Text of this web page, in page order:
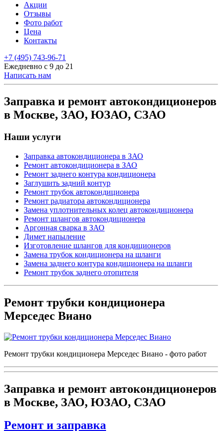
Акции
Отзывы
Фото работ
Цена
Контакты
+7 (495) 743-96-71
Ежедневно с 9 до 21
Написать нам
Заправка и ремонт автокондиционеров
в Москве, ЗАО, ЮЗАО, СЗАО
Наши услуги
Заправка автокондиционера в ЗАО
Ремонт автокондиционера в ЗАО
Ремонт заднего контура кондиционера
Заглушить задний контур
Ремонт трубок автокондиционера
Ремонт радиатора автокондиционера
Замена уплотнительных колец автокондиционера
Ремонт шлангов автокондиционера
Аргонная сварка в ЗАО
Димет напыление
Изготовление шлангов для кондиционеров
Замена трубок кондиционера на шланги
Замена заднего контура кондиционера на шланги
Ремонт трубок заднего отопителя
Ремонт трубки кондиционера
Мерседес Виано
Ремонт трубки кондиционера Мерседес Виано - фото работ
Заправка и ремонт автокондиционеров
в Москве, ЗАО, ЮЗАО, СЗАО
Ремонт и заправка